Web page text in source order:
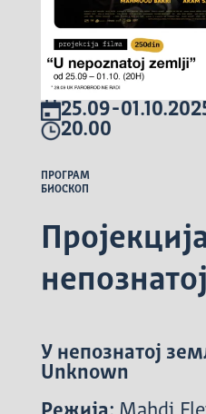
25.09-
20.00
ПРОГРАМ
БИОСКОП
У непознатој
Unknown